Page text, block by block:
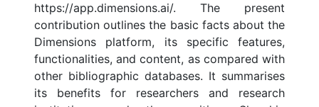
https://app.dimensions.ai/. The present
contribution outlines the basic facts about the
Dimensions platform, its specific features,
functionalities, and content, as compared with
other bibliographic databases. It summarises
its benefits for researchers and research